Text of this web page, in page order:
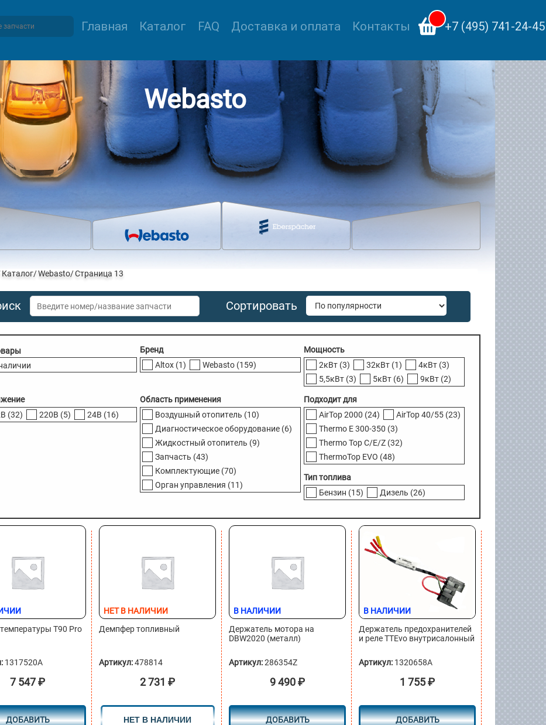
Главная Каталог FAQ Доставка и оплата Контакты +7 (495) 741-24-45
Webasto
Каталог Webasto Страница 13
Сортировать
Бренд
Altox (1) Webasto (159)
Мощность
2кВт (3) 32кВт (1) 4кВт (3)
5,5кВт (3) 5кВт (6) 9кВт (2)
(32) 220В (5) 24В (16)
Область применения
Воздушный отопитель (10)
Диагностическое оборудование (6)
Жидкостный отопитель (9)
Запчасть (43)
Комплектующие (70)
Орган управления (11)
Подходит для
AirTop 2000 (24) AirTop 40/55 (23)
Thermo E 300-350 (3)
Thermo Top C/E/Z (32)
ThermoTop EVO (48)
Тип топлива
Бензин (15) Дизель (26)
Т90 Pro
1317520A
7 547₽
ДОБАВИТЬ
НЕТ В НАЛИЧИИ
Демпфер топливный
Артикул:478814
2 731 ₽
НЕТ В НАЛИЧИИ
В НАЛИЧИИ
Держатель мотора на
DBW2020 (металл)
Артикул:286354Z
9 490₽
ДОБАВИТЬ
В НАЛИЧИИ
Держатель предохранителей
и реле TTEvo внутрисалонный
Артикул: 1320658A
1 755₽
ДОБАВИТЬ